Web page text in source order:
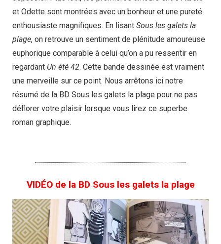
et Odette sont montrées avec un bonheur et une pureté
enthousiaste magnifiques. En lisant Sous les galets la
plage, on retrouve un sentiment de plénitude amoureuse
euphorique comparable à celui qu’on a pu ressentir en
regardant Un été 42. Cette bande dessinée est vraiment
une merveille sur ce point. Nous arrêtons ici notre
résumé de la BD Sous les galets la plage pour ne pas
déflorer votre plaisir lorsque vous lirez ce superbe
roman graphique.
VIDÉO de la BD Sous les galets la plage​